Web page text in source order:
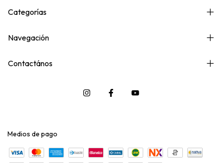
Categorías
Navegación
Contactános
Medios de pago